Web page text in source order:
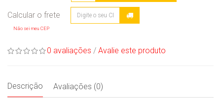
Não sei meu CEP
0 avaliações / Avalie este produto
Descrição Avaliações (0)